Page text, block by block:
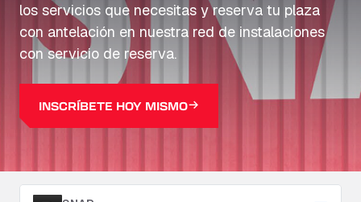
los servicios que necesitas y reserva tu plaza
con antelación en nuestra red de instalaciones
con servicio de reserva.
INSCRÍBETE HOY MISMO